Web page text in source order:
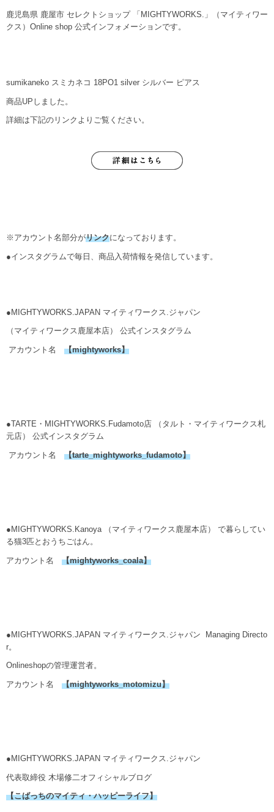
鹿児島県 鹿屋市 セレクトショップ 「MIGHTYWORKS.」（マイティワー
クス）Online shop 公式インフォメーションです。
sumikaneko スミカネコ 18PO1 silver シルバー ピアス
商品UPしました。
詳細は下記のリンクよりご覧ください。
※アカウント名部分がリンクになっております。
●インスタグラムで毎日、商品入荷情報を発信しています。
●MIGHTYWORKS.JAPAN マイティワークス.ジャパン
（マイティワークス鹿屋本店） 公式インスタグラム
アカウント名 【mightyworks】
●TARTE・MIGHTYWORKS.Fudamoto店 （タルト・マイティワークス札
元店） 公式インスタグラム
アカウント名 【tarte_mightyworks_fudamoto】
●MIGHTYWORKS.Kanoya （マイティワークス鹿屋本店） で暮らしてい
る猫3匹とおうちごはん。
アカウント名 【mightyworks_coala】
●MIGHTYWORKS.JAPAN マイティワークス.ジャパン Managing Directo
r。
Onlineshopの管理運営者。
アカウント名 【mightyworks_motomizu】
●MIGHTYWORKS.JAPAN マイティワークス.ジャパン
代表取締役 木場修二オフィシャルブログ
【こばっちのマイティ・ハッピーライフ】